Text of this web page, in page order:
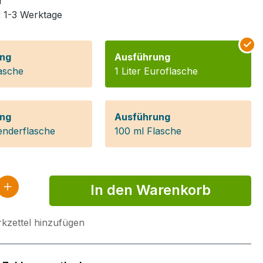
1-3 Werktage
Ausführung
1 Liter Euroflasche
Ausführung
100 ml Flasche
Gib den gewünschten Wert
In den Warenkorb
hinzufügen